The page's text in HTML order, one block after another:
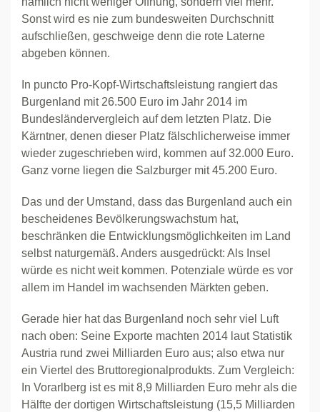
Sonst wird es nie zum bundesweiten Durchschnitt
aufschließen, geschweige denn die rote Laterne
abgeben können.
In puncto Pro-Kopf-Wirtschaftsleistung rangiert das
Burgenland mit 26.500 Euro im Jahr 2014 im
Bundesländervergleich auf dem letzten Platz. Die
Kärntner, denen dieser Platz fälschlicherweise immer
wieder zugeschrieben wird, kommen auf 32.000 Euro.
Ganz vorne liegen die Salzburger mit 45.200 Euro.
Das und der Umstand, dass das Burgenland auch ein
bescheidenes Bevölkerungswachstum hat,
beschränken die Entwicklungsmöglichkeiten im Land
selbst naturgemäß. Anders ausgedrückt: Als Insel
würde es nicht weit kommen. Potenziale würde es vor
allem im Handel im wachsenden Märkten geben.
Gerade hier hat das Burgenland noch sehr viel Luft
nach oben: Seine Exporte machten 2014 laut Statistik
Austria rund zwei Milliarden Euro aus; also etwa nur
ein Viertel des Bruttoregionalprodukts. Zum Vergleich:
In Vorarlberg ist es mit 8,9 Milliarden Euro mehr als die
Hälfte der dortigen Wirtschaftsleistung (15,5 Milliarden